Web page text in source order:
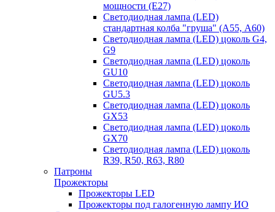
мощности (Е27)
Светодиодная лампа (LED)
стандартная колба "груша" (А55, А60)
Светодиодная лампа (LED) цоколь G4,
G9
Светодиодная лампа (LED) цоколь
GU10
Светодиодная лампа (LED) цоколь
GU5.3
Светодиодная лампа (LED) цоколь
GX53
Светодиодная лампа (LED) цоколь
GX70
Светодиодная лампа (LED) цоколь
R39, R50, R63, R80
Патроны
Прожекторы
Прожекторы LED
Прожекторы под галогенную лампу ИО